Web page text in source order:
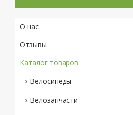
О нас
Отзывы
Каталог товаров
Велосипеды
Велозапчасти